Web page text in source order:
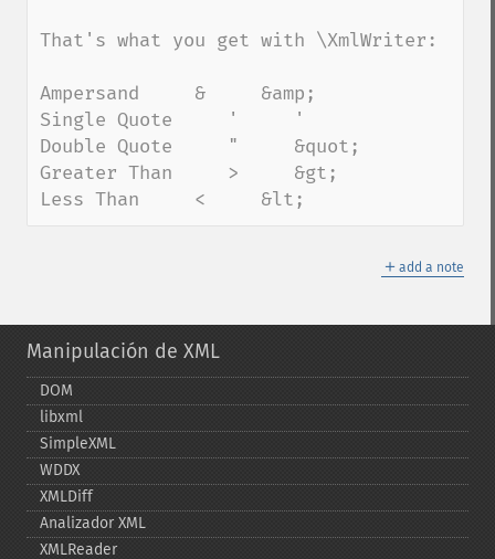
That's what you get with \XmlWriter:
Ampersand     &     &amp;
Single Quote     '     '
Double Quote     "     &quot;
Greater Than     >     &gt;
Less Than     <     &lt;
＋ add a note
Manipulación de XML
DOM
libxml
SimpleXML
WDDX
XMLDiff
Analizador XML
XMLReader